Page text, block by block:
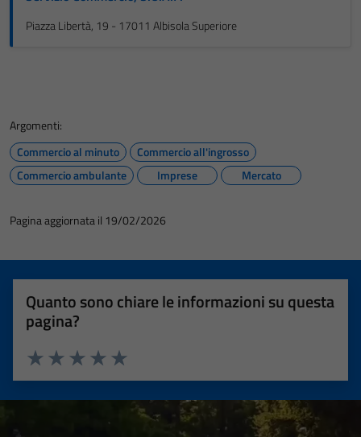
Piazza Libertà, 19 - 17011 Albisola Superiore
Argomenti:
Commercio al minuto
Commercio all'ingrosso
Commercio ambulante
Imprese Mercato
Pagina aggiornata il 19/02/2026
Quanto sono chiare le informazioni su questa
pagina?
Valuta 5 stelle su 5
Valuta 4 stelle su 5
Valuta 3 stelle su 5
Valuta 2 stelle su 5
Valuta 1 stelle su 5